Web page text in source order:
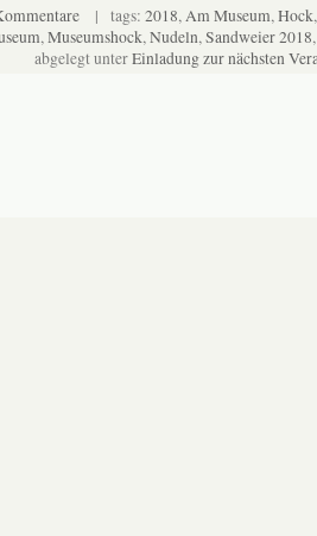
| tags: 2018,Am Museum,Hock
,Museumshock,Nudeln,Sandweier 2018
abgelegt unterEinladung zur nächsten